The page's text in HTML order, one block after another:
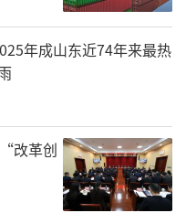
农艺师、蔬菜专业
雪来临之前应当注
年成山东近74年来最热
改革创